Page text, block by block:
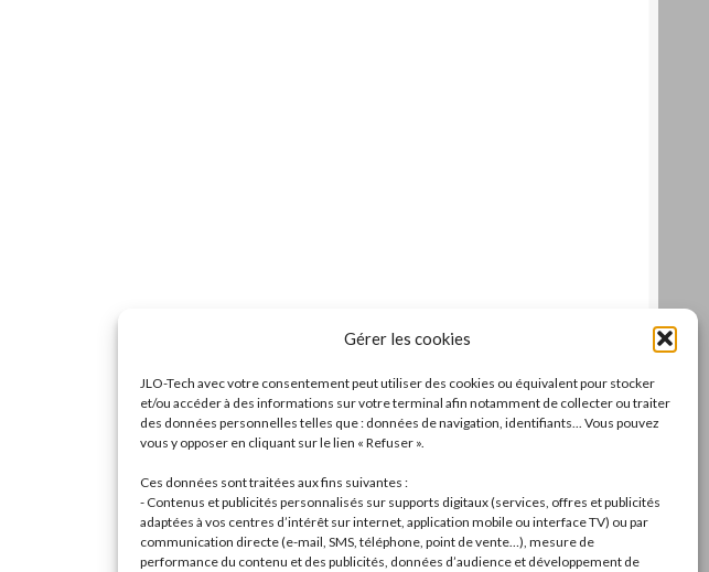
Gérer les cookies
JLO-Tech avec votre consentement peut utiliser des cookies ou équivalent pour stocker
et/ou accéder à des informations sur votre terminal afin notamment de collecter ou traiter
des données personnelles telles que : données de navigation, identifiants... Vous pouvez
vous y opposer en cliquant sur le lien « Refuser ».
Ces données sont traitées aux fins suivantes :
- Contenus et publicités personnalisés sur supports digitaux (services, offres et publicités
adaptées à vos centres d’intérêt sur internet, application mobile ou interface TV) ou par
communication directe (e-mail, SMS, téléphone, point de vente…), mesure de
performance du contenu et des publicités, données d’audience et développement de